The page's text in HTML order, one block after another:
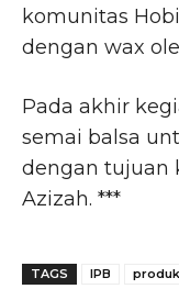
komunitas
dengan wax
Pada akhir
semai balsa
dengan tujuan
Azizah. ***
TAGS IPB